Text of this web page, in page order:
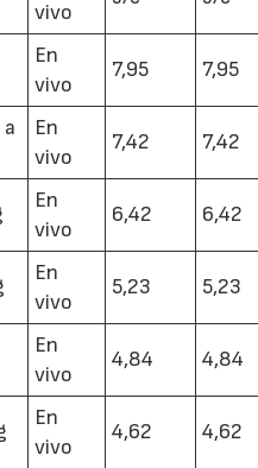
vivo
En
vivo
7,95 7,95
En
vivo
7,42 7,42
En
vivo
6,42 6,42
En
vivo
5,23 5,23
En
vivo
4,84 4,84
En
vivo
4,62 4,62